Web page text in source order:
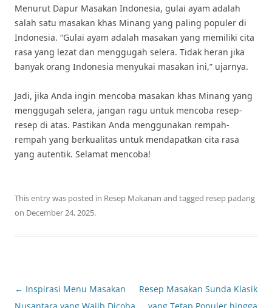
Menurut Dapur Masakan Indonesia, gulai ayam adalah
salah satu masakan khas Minang yang paling populer di
Indonesia. “Gulai ayam adalah masakan yang memiliki cita
rasa yang lezat dan menggugah selera. Tidak heran jika
banyak orang Indonesia menyukai masakan ini,” ujarnya.
Jadi, jika Anda ingin mencoba masakan khas Minang yang
menggugah selera, jangan ragu untuk mencoba resep-
resep di atas. Pastikan Anda menggunakan rempah-
rempah yang berkualitas untuk mendapatkan cita rasa
yang autentik. Selamat mencoba!
This entry was posted in Resep Makanan and tagged resep padang
on December 24, 2025.
Post
← Inspirasi Menu Masakan
Resep Masakan Sunda Klasik